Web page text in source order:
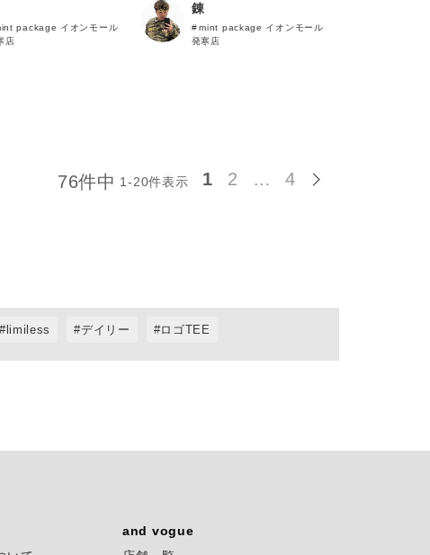
package イオンモール
店
錬
mint package イオンモール
発寒店
76件中 1-20件表示 1 2 … 4
limiless デイリー ロゴTEE
and vogue